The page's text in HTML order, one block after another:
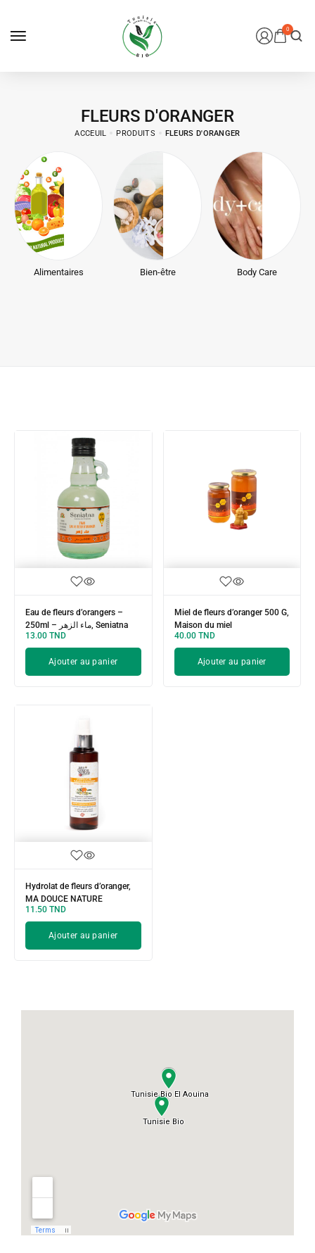
0
FLEURS D'ORANGER
ACCEUIL PRODUITS FLEURS D'ORANGER
Alimentaires Bien-être Body Care
Eau de fleurs d’orangers –
250ml – ماء الزهر, Seniatna
13.00 TND
Ajouter au panier
Miel de fleurs d’oranger 500 G,
Maison du miel
40.00 TND
Ajouter au panier
Hydrolat de fleurs d’oranger,
MA DOUCE NATURE
11.50 TND
Ajouter au panier